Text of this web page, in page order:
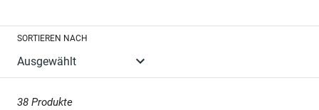
l
u
SORTIEREN NACH
38 Produkte